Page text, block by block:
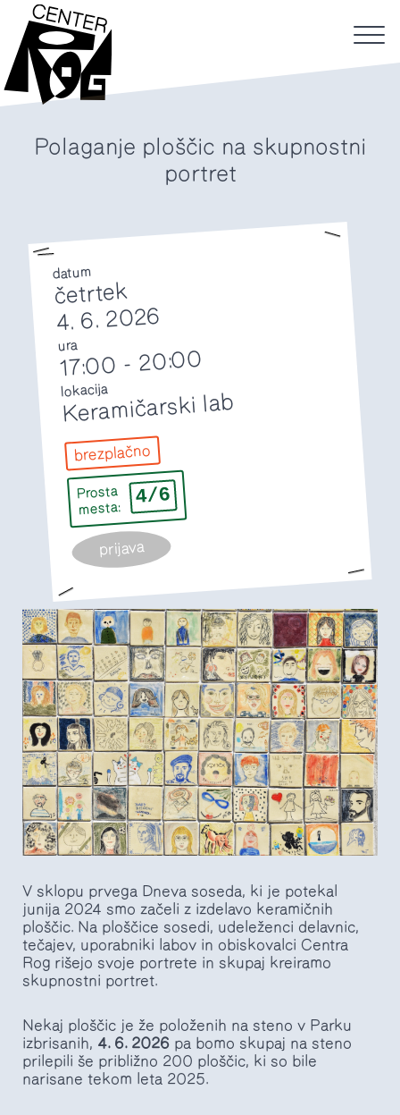
Polaganje ploščic na skupnostni
portret
datum
četrtek
4. 6. 2026
ura
17:00 - 20:00
lokacija
Keramičarski lab
brezplačno
Prosta
mesta: 4/6
prijava
V sklopu prvega Dneva soseda, ki je potekal
junija 2024 smo začeli z izdelavo keramičnih
ploščic. Na ploščice sosedi, udeleženci delavnic,
tečajev, uporabniki labov in obiskovalci Centra
Rog rišejo svoje portrete in skupaj kreiramo
skupnostni portret.
Nekaj ploščic je že položenih na steno v Parku
izbrisanih, 4. 6. 2026 pa bomo skupaj na steno
prilepili še približno 200 ploščic, ki so bile
narisane tekom leta 2025.